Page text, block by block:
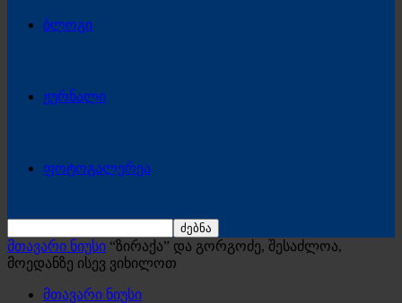
ბლოგი
ჟურნალი
ფოტოგალერეა
მთავარი ნიუსი “ზირაქა” და გორგოძე, შესაძლოა,
მოედანზე ისევ ვიხილოთ
მთავარი ნიუსი